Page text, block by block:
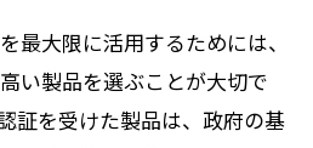
最大限に活用するためには、
い製品を選ぶことが大切で
証を受けた製品は、政府の基